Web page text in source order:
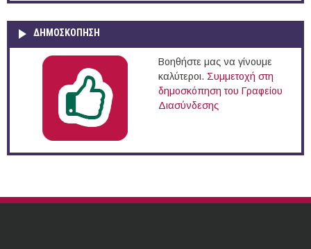
ΔΗΜΟΣΚΌΠΗΣΗ
Βοηθήστε μας να γίνουμε
καλύτεροι. Συμμετοχή στη
δημοσκόπηση του Γραφείου
Διασύνδεσης